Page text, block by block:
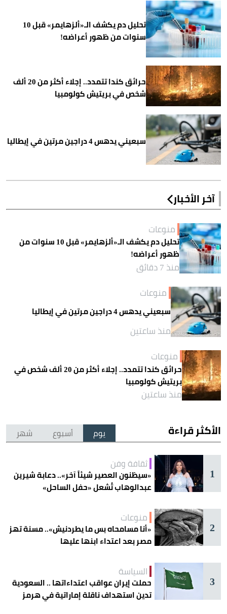
تحليل دم يكشف الـ«ألزهايمر» قبل 10
سنوات من ظهور أعراضه!
حرائق كندا تتمدد.. إجلاء أكثر من 20 ألف
شخص في بريتيش كولومبيا
سبعيني يدهس 4 دراجين مرتين في إيطاليا
آخر الأخبار
منوعات
تحليل دم يكشف الـ«ألزهايمر» قبل 10 سنوات من
ظهور أعراضه!
منذ 7 دقائق
منوعات
سبعيني يدهس 4 دراجين مرتين في إيطاليا
منذ ساعتين
منوعات
حرائق كندا تتمدد.. إجلاء أكثر من 20 ألف شخص في
بريتيش كولومبيا
منذ ساعتين
الأكثر قراءة يوم أسبوع شهر
1
ثقافة وفن
«سيظنون العصير شيئاً آخر».. دعابة شيرين
عبدالوهاب تُشعل «حفل الساحل»
2
منوعات
«أنا مسامحاه بس ما يطردنيش».. مسنة تهز
مصر بعد اعتداء ابنها عليها
3
السياسة
حملت إيران عواقب اعتداءاتها .. السعودية
تدين استهداف ناقلة إماراتية في هرمز